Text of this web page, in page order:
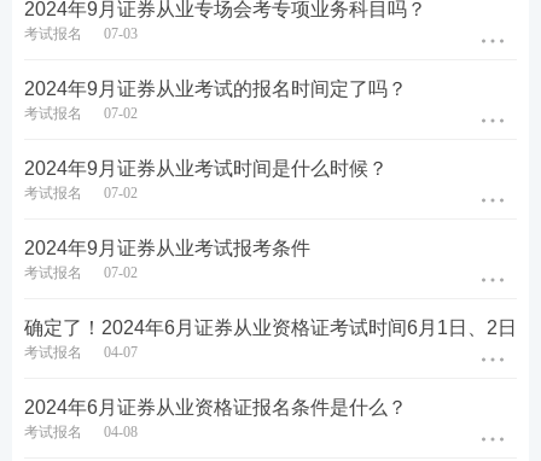
第五步：没报考的的新考生需上传个人寸照，老考生
无需上传，沿用原来的照片即可。
2024年9月证券从业专场会考专项业务科目吗？
考试报名 07-03
2024年9月证券从业考试的报名时间定了吗？
考试报名 07-02
2024年9月证券从业考试时间是什么时候？
考试报名 07-02
2024年9月证券从业考试报考条件
考试报名 07-02
确定了！2024年6月证券从业资格证考试时间6月1日、2日
考试报名 04-07
2024年6月证券从业资格证报名条件是什么？
考试报名 04-08